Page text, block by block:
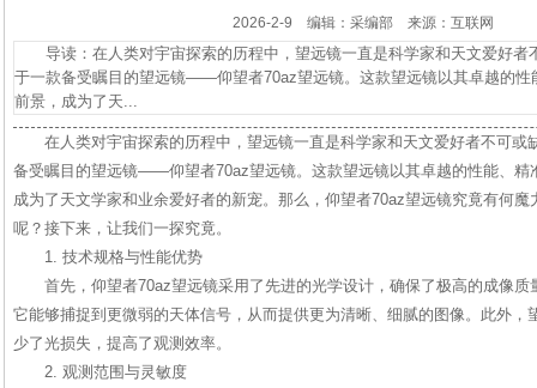
2026-2-9 编辑：采编部 来源：互联网
导读：在人类对宇宙探索的历程中，望远镜一直是科学家和天文爱好者
于一款备受瞩目的望远镜——仰望者70az望远镜。这款望远镜以其卓越的性
前景，成为了天...
在人类对宇宙探索的历程中，望远镜一直是科学家和天文爱好者不可或
备受瞩目的望远镜——仰望者70az望远镜。这款望远镜以其卓越的性能、精
成为了天文学家和业余爱好者的新宠。那么，仰望者70az望远镜究竟有何
呢？接下来，让我们一探究竟。
1. 技术规格与性能优势
首先，仰望者70az望远镜采用了先进的光学设计，确保了极高的成像
它能够捕捉到更微弱的天体信号，从而提供更为清晰、细腻的图像。此外，
少了光损失，提高了观测效率。
2. 观测范围与灵敏度